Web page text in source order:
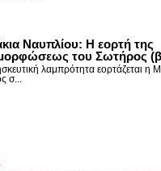
Ναυπλίου: Η εορτή της
του Σωτήρος
λαμπρότητα εορτάζεται η
σ...